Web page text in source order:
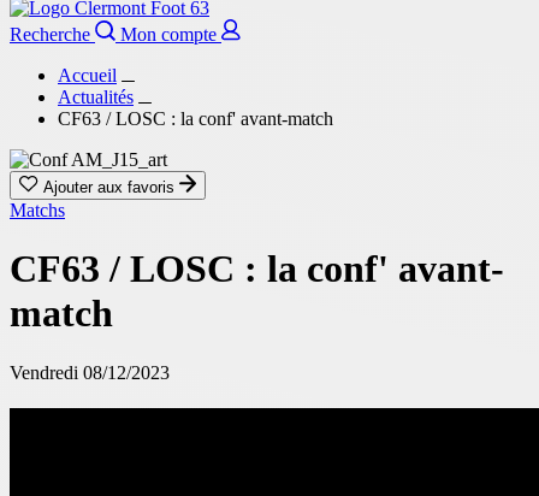
Recherche
Mon compte
Accueil
Actualités
CF63 / LOSC : la conf' avant-match
Ajouter aux favoris
Matchs
CF63 / LOSC : la conf' avant-
match
Vendredi 08/12/2023